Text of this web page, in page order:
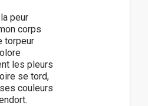
peur
corps
torpeur
les pleurs
se tord,
couleurs